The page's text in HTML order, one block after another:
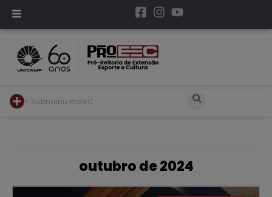
< Submenu ProEEC
outubro de 2024